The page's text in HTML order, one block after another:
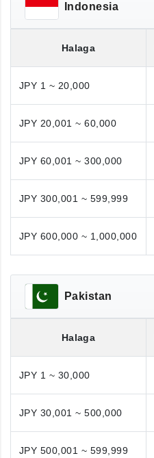
Indonesia
Halaga
JPY 1 ~ 20,000
JPY 20,001 ~ 60,000
JPY 60,001 ~ 300,000
JPY 300,001 ~ 599,999
JPY 600,000 ~ 1,000,000
Pakistan
Halaga
JPY 1 ~ 30,000
JPY 30,001 ~ 500,000
JPY 500,001 ~ 599,999